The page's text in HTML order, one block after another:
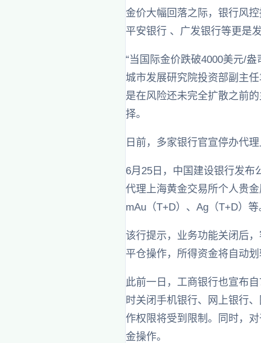
金价大幅回落之际，银行风
平安银行 、广发银行等更是
“当国际金价跌破4000美元/
城市发展研究院投资部副主
是在风险还未完全扩散之前
择。
日前，多家银行官宣停办代
6月25日，中国建设银行发布
代理上海黄金交易所个人贵
mAu（T+D）、Ag（T+D）等
该行提示，业务功能关闭后
平仓操作，所得资金将自动划
此前一日，工商银行也宣布
时关闭手机银行、网上银行
作权限将受到限制。同时，
金操作。